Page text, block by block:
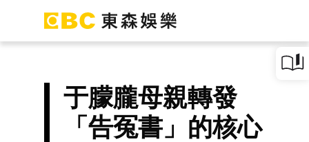
于朦朧母親轉發
「告冤書」的核心